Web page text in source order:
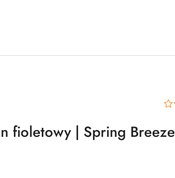
fioletowy | Spring Breeze